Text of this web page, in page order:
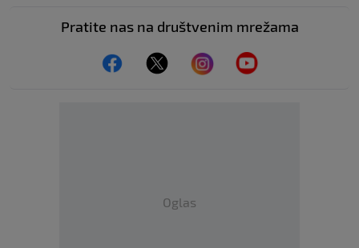
Pratite nas na društvenim mrežama
Oglas